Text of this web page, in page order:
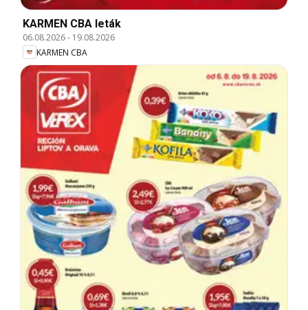
KARMEN CBA leták
06.08.2026- 19.08.2026
KARMEN CBA